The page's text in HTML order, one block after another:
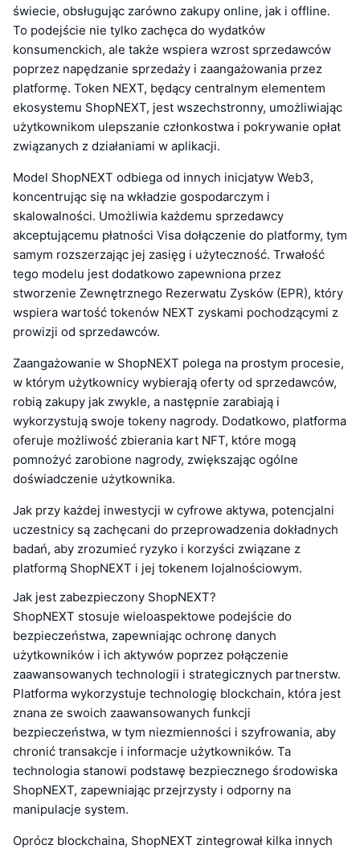
świecie, obsługując zarówno zakupy online, jak i offline.
To podejście nie tylko zachęca do wydatków
konsumenckich, ale także wspiera wzrost sprzedawców
poprzez napędzanie sprzedaży i zaangażowania przez
platformę. Token NEXT, będący centralnym elementem
ekosystemu ShopNEXT, jest wszechstronny, umożliwiając
użytkownikom ulepszanie członkostwa i pokrywanie opłat
związanych z działaniami w aplikacji.
Model ShopNEXT odbiega od innych inicjatyw Web3,
koncentrując się na wkładzie gospodarczym i
skalowalności. Umożliwia każdemu sprzedawcy
akceptującemu płatności Visa dołączenie do platformy, tym
samym rozszerzając jej zasięg i użyteczność. Trwałość
tego modelu jest dodatkowo zapewniona przez
stworzenie Zewnętrznego Rezerwatu Zysków (EPR), który
wspiera wartość tokenów NEXT zyskami pochodzącymi z
prowizji od sprzedawców.
Zaangażowanie w ShopNEXT polega na prostym procesie,
w którym użytkownicy wybierają oferty od sprzedawców,
robią zakupy jak zwykle, a następnie zarabiają i
wykorzystują swoje tokeny nagrody. Dodatkowo, platforma
oferuje możliwość zbierania kart NFT, które mogą
pomnożyć zarobione nagrody, zwiększając ogólne
doświadczenie użytkownika.
Jak przy każdej inwestycji w cyfrowe aktywa, potencjalni
uczestnicy są zachęcani do przeprowadzenia dokładnych
badań, aby zrozumieć ryzyko i korzyści związane z
platformą ShopNEXT i jej tokenem lojalnościowym.
Jak jest zabezpieczony ShopNEXT?
ShopNEXT stosuje wieloaspektowe podejście do
bezpieczeństwa, zapewniając ochronę danych
użytkowników i ich aktywów poprzez połączenie
zaawansowanych technologii i strategicznych partnerstw.
Platforma wykorzystuje technologię blockchain, która jest
znana ze swoich zaawansowanych funkcji
bezpieczeństwa, w tym niezmienności i szyfrowania, aby
chronić transakcje i informacje użytkowników. Ta
technologia stanowi podstawę bezpiecznego środowiska
ShopNEXT, zapewniając przejrzysty i odporny na
manipulacje system.
Oprócz blockchaina, ShopNEXT zintegrował kilka innych